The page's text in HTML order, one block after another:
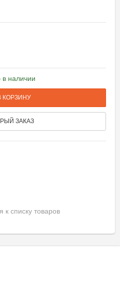
в наличии
КОРЗИНУ
ЗАКАЗ
к списку товаров